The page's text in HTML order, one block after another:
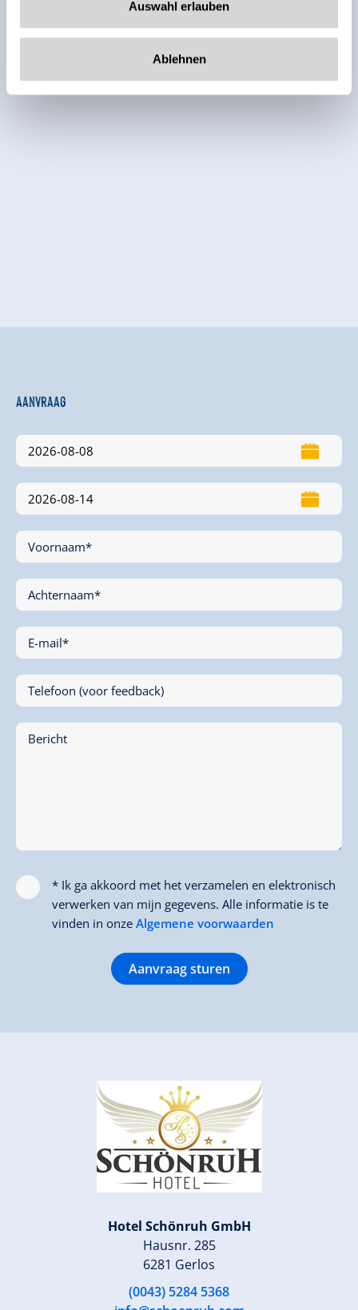
Auswahl erlauben
Ablehnen
Aanvraag
Voornaam*
Achternaam*
E-mail*
Telefoon (voor feedback)
Bericht
* Ik ga akkoord met het verzamelen en elektronisch
verwerken van mijn gegevens. Alle informatie is te
vinden in onze Algemene voorwaarden
Aanvraag sturen
Hotel Schönruh GmbH
Hausnr. 285
6281 Gerlos
(0043) 5284 5368